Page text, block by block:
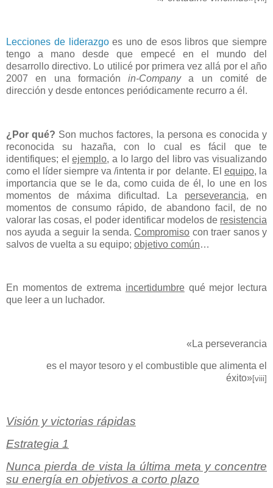
Lecciones de liderazgoes uno de esos libros que siempre
tengo a mano desde que empecé en el mundo del
desarrollo directivo. Lo utilicé por primera vez allá por el año
2007 en una formación in-Companya un comité de
dirección y desde entonces periódicamente recurro a él.
¿Por qué? Son muchos factores,
la persona es conocida y
reconocida su hazaña, con lo cual es fácil que te
identifiques; elejemplo, a lo largo del libro vas visualizando
como el líder siempre va /intenta ir por delante. El equipo, la
importancia que se le da, como cuida de él, lo une en los
momentos de máxima dificultad. La perseverancia, en
momentos de consumo rápido, de abandono facil, de no
valorar las cosas, el poder identificar modelos de resistencia
nos ayuda a seguir la senda.Compromiso con traer sanos y
salvos de vuelta a su equipo; objetivo común…
En momentos de extrema incertidumbrequé mejor lectura
que leer a un luchador.
«La perseverancia
es el mayor tesoro y el combustible que alimenta el
éxito»[viii]
Visión y victorias rápidas
Estrategia 1
Nunca pierda de vista la última meta y concentre
su energía en objetivos a corto plazo